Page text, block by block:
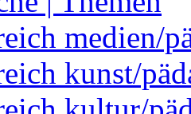
medien/
kunst/